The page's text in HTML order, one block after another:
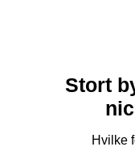
Stort
Hvilke